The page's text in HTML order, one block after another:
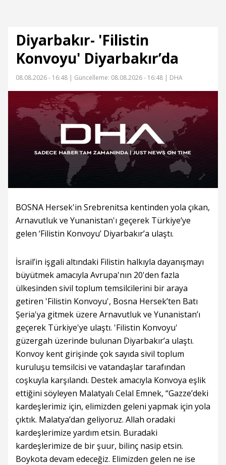
Diyarbakır- 'Filistin
Konvoyu' Diyarbakır’da
08.08.2026 - 16:48 | Güncelleme: 08.08.2026 - 16:48 | DHA
BOSNA Hersek'in Srebrenitsa kentinden yola çıkan,
Arnavutluk ve Yunanistan'ı geçerek Türkiye’ye
gelen ‘Filistin Konvoyu’ Diyarbakır’a ulaştı.
İsrail’in işgali altındaki Filistin halkıyla dayanışmayı
büyütmek amacıyla Avrupa'nın 20'den fazla
ülkesinden sivil toplum temsilcilerini bir araya
getiren 'Filistin Konvoyu', Bosna Hersek’ten Batı
Şeria'ya gitmek üzere Arnavutluk ve Yunanistan’ı
geçerek Türkiye'ye ulaştı. 'Filistin Konvoyu'
güzergah üzerinde bulunan Diyarbakır’a ulaştı.
Konvoy kent girişinde çok sayıda sivil toplum
kuruluşu temsilcisi ve vatandaşlar tarafından
coşkuyla karşılandı. Destek amacıyla Konvoya eşlik
ettiğini söyleyen Malatyalı Celal Emnek, “Gazze’deki
kardeşlerimiz için, elimizden geleni yapmak için yola
çıktık. Malatya’dan geliyoruz. Allah oradaki
kardeşlerimize yardım etsin. Buradaki
kardeşlerimize de bir şuur, bilinç nasip etsin.
Boykota devam edeceğiz. Elimizden gelen ne ise